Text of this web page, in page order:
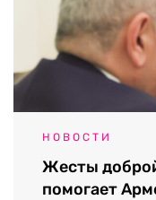
НОВОСТИ
Жесты
помогает